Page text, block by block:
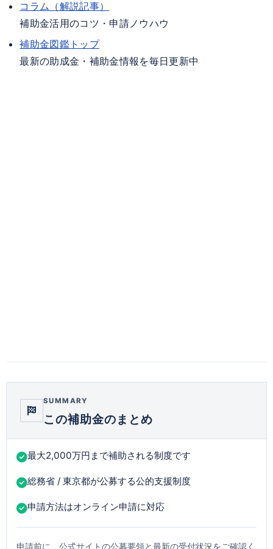
コラム（解説記事）
補助金活用のコツ・申請ノウハウ
補助金図鑑トップ
最新の助成金・補助金情報を毎日更新中
SUMMARY
この補助金のまとめ
最大2,000万円まで補助される制度です
総務省 / 東京都が公募する公的支援制度
申請方法はオンライン申請に対応
申請前に、公式サイトの公募要領と最新の受付状況をご確認く